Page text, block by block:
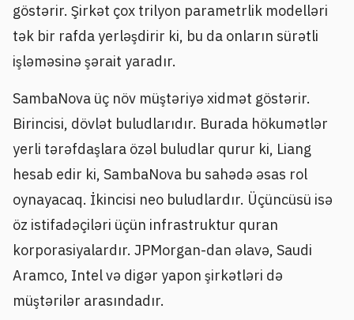
göstərir. Şirkət çox trilyon parametrlik modelləri
tək bir rafda yerləşdirir ki, bu da onların sürətli
işləməsinə şərait yaradır.
SambaNova üç növ müştəriyə xidmət göstərir.
Birincisi, dövlət buludlarıdır. Burada hökumətlər
yerli tərəfdaşlara özəl buludlar qurur ki, Liang
hesab edir ki, SambaNova bu sahədə əsas rol
oynayacaq. İkincisi neo buludlardır. Üçüncüsü isə
öz istifadəçiləri üçün infrastruktur quran
korporasiyalardır. JPMorgan-dan əlavə, Saudi
Aramco, Intel və digər yapon şirkətləri də
müştərilər arasındadır.